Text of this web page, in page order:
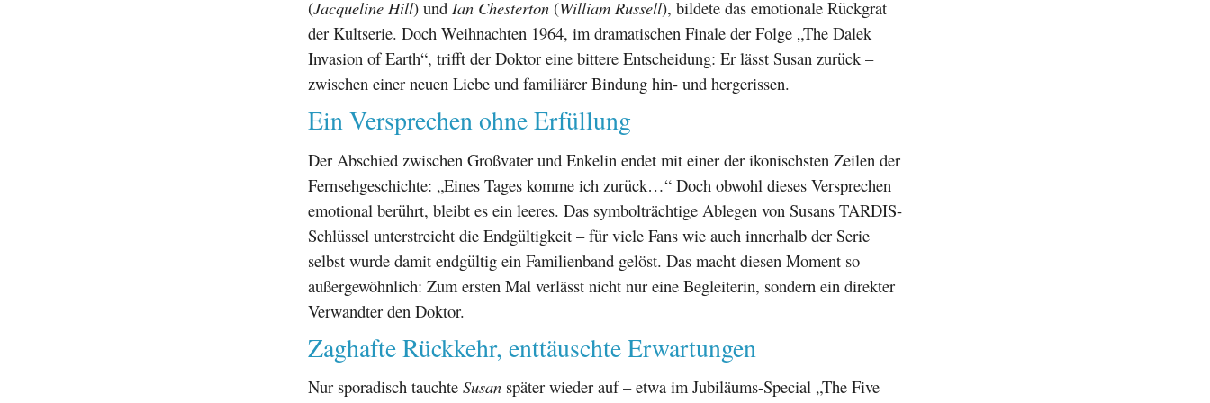
(Jacqueline Hill) und Ian Chesterton (William Russell), bildete das emotionale Rückgrat
der Kultserie. Doch Weihnachten 1964, im dramatischen Finale der Folge „The Dalek
Invasion of Earth“, trifft der Doktor eine bittere Entscheidung: Er lässt Susan zurück –
zwischen einer neuen Liebe und familiärer Bindung hin- und hergerissen.
Ein Versprechen ohne Erfüllung
Der Abschied zwischen Großvater und Enkelin endet mit einer der ikonischsten Zeilen der
Fernsehgeschichte: „Eines Tages komme ich zurück…“ Doch obwohl dieses Versprechen
emotional berührt, bleibt es ein leeres. Das symbolträchtige Ablegen von Susans TARDIS-
Schlüssel unterstreicht die Endgültigkeit – für viele Fans wie auch innerhalb der Serie
selbst wurde damit endgültig ein Familienband gelöst. Das macht diesen Moment so
außergewöhnlich: Zum ersten Mal verlässt nicht nur eine Begleiterin, sondern ein direkter
Verwandter den Doktor.
Zaghafte Rückkehr, enttäuschte Erwartungen
Nur sporadisch tauchte Susan später wieder auf – etwa im Jubiläums-Special „The Five